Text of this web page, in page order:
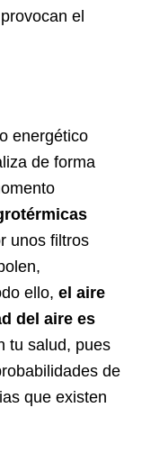
el
energético
de forma
unos filtros
ello, el aire
del aire es
tu salud, pues
de
que existen